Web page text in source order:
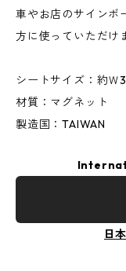
車やお店のサインボ
方に使っていただけ
シートサイズ：約Ｗ
材質：マグネット
製造国：TAIWAN
日